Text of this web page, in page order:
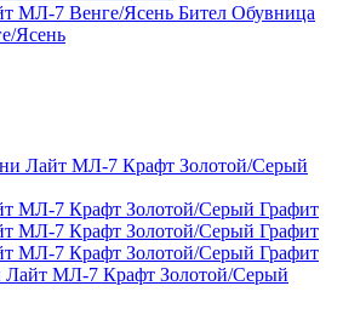
Бител Обувница
Ясень
МЛ-7 Крафт Золотой/Серый